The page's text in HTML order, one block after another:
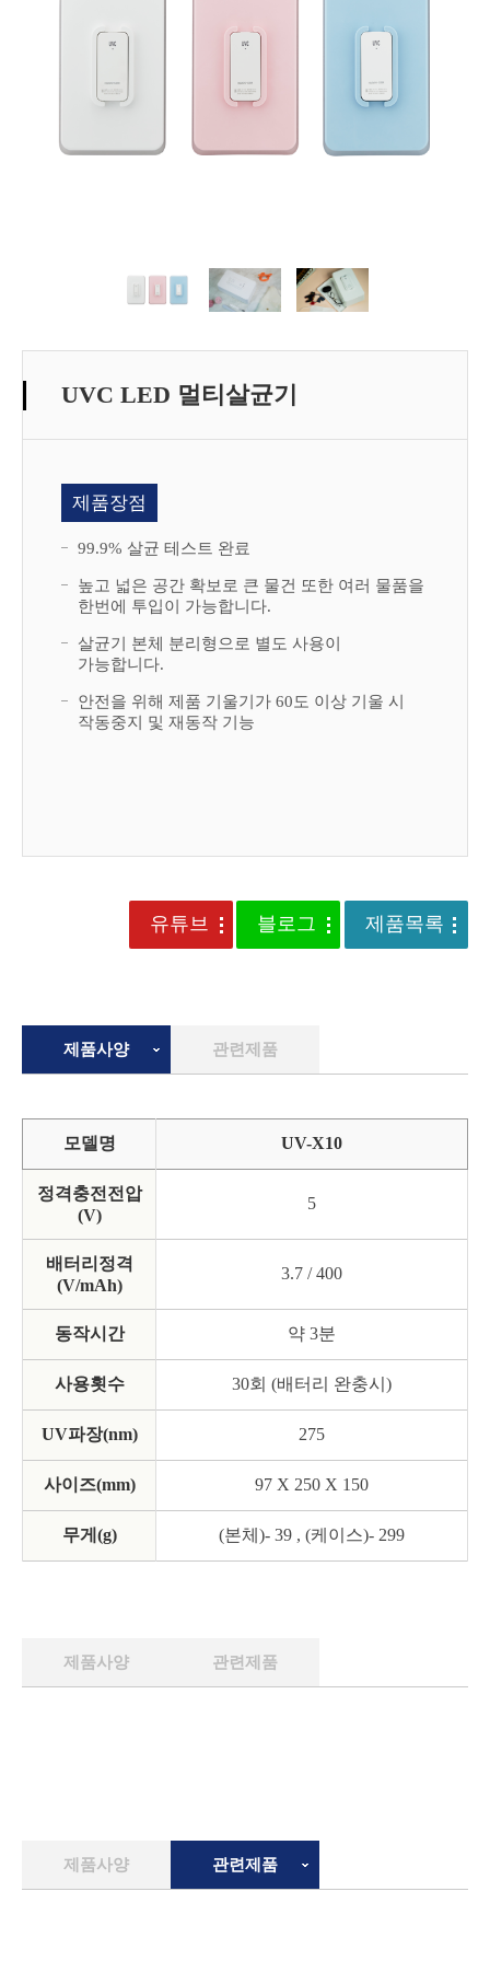
UVC LED 멀티살균기
제품장점
99.9% 살균 테스트 완료
높고 넓은 공간 확보로 큰 물건 또한 여러 물품을
한번에 투입이 가능합니다.
살균기 본체 분리형으로 별도 사용이
가능합니다.
안전을 위해 제품 기울기가 60도 이상 기울 시
작동중지 및 재동작 기능
유튜브 블로그 제품목록
제품사양 관련제품
모델명 UV-X10
정격충전전압
(V)
5
배터리정격
(V/mAh)
3.7 / 400
동작시간 약 3분
사용횟수 30회 (배터리 완충시)
UV파장(nm) 275
사이즈(mm) 97 X 250 X 150
무게(g) (본체)- 39 , (케이스)- 299
제품사양 관련제품
제품사양 관련제품